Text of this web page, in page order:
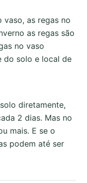
as regas no
as regas são
no vaso
do solo e local de
diretamente,
2 dias. Mas no
mais. E se o
podem até ser